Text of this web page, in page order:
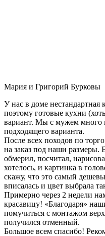
Мария и Григорий Бурковы
У нас в доме нестандартная
поэтому готовые кухни
вариант. Мы с мужем много
подходящего варианта.
После всех походов по
на заказ под наши размеры.
обмерил, посчитал,
хотелось, и картинка в
скажу, что это самый
вписалась и цвет выбрала
Примерно через 2 недели
красавицу! «Благодаря»
помучиться с монтажом
получился отменный.
Большое всем спасибо!